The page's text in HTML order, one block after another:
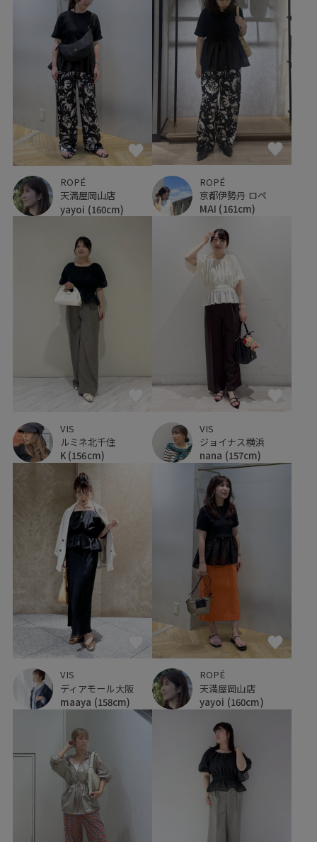
ROPÉ
天満屋岡山店
yayoi (160cm)
ROPÉ
京都伊勢丹 ロペ
MAI (161cm)
VIS
ルミネ北千住
K (156cm)
VIS
ジョイナス横浜
nana (157cm)
VIS
ディアモール大阪
maaya (158cm)
ROPÉ
天満屋岡山店
yayoi (160cm)